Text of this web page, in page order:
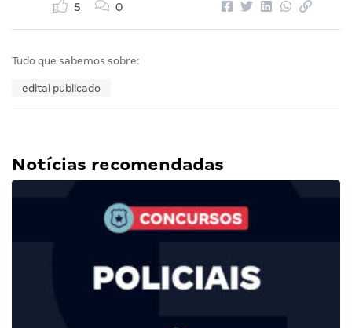
5 0
Tudo que sabemos sobre:
edital publicado
Notícias recomendadas